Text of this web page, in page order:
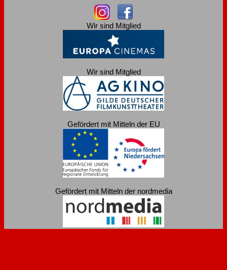
Wir sind Mitglied
Wir sind Mitglied
Gefördert mit Mitteln der EU
Gefördert mit Mitteln der nordmedia